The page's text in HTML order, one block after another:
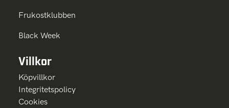
Frukostklubben
Black Week
Villkor
Köpvillkor
Integritetspolicy
Cookies